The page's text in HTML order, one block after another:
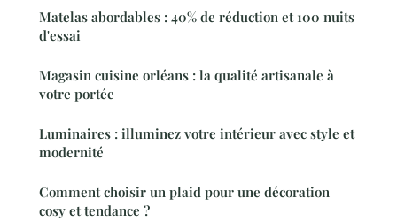
Matelas abordables : 40% de réduction et 100 nuits
d'essai
Magasin cuisine orléans : la qualité artisanale à
votre portée
Luminaires : illuminez votre intérieur avec style et
modernité
Comment choisir un plaid pour une décoration
cosy et tendance ?